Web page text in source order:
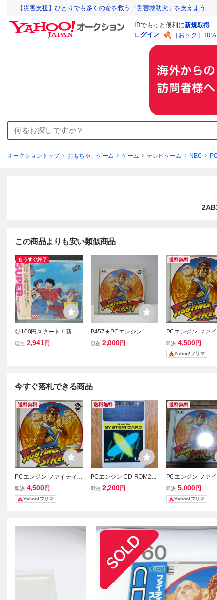
【災害支援】ひとりでも多くの命を救う「災害救助犬」を支えよう
IDでもっと便利に新規取得
ログイン
［おトク］10
オークショントップ おもちゃ、ゲーム ゲーム テレビゲーム NEC
この商品よりも安い類似商品
もうすぐ終了
◎100円スタート！新品
未開封品 PCエンジン S
現在 2,941円
P457★PCエンジン フ
ァイティング・ストリー
現在 2,000円
送料無料
PCエンジン ファ
グストリート CD-
即決 4,500円
Yahoo!フリマ
今すぐ落札できる商品
送料無料
PCエンジン ファイティン
グストリート CD-ROM2
即決 4,500円
Yahoo!フリマ
送料無料
PCエンジン CD-ROM2
用 システムカード Ver1.
即決 2,200円
送料無料
PCエンジン ファ
グ・ストリート 説
り CD-ROM2 PCE
ンソフト
即決 5,000円
Yahoo!フリマ